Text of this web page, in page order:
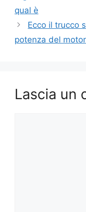
qual è
Ecco il trucco
potenza del
Lascia un